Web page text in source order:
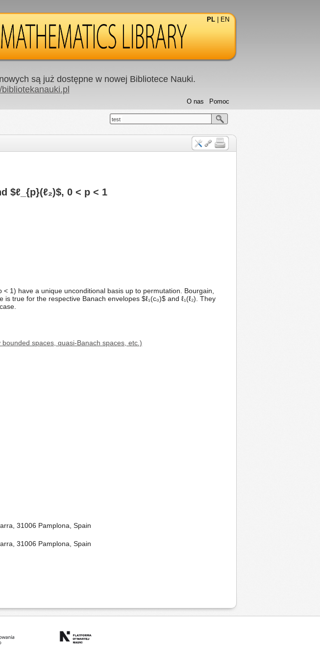
PL EN
są już dostępne w nowej Bibliotece Nauki.
bibliotekanauki.pl
Pomoc
O nas
test
$ℓ_{p}(ℓ₂)$, 0 < p < 1
1) have a unique unconditional basis up to permutation. Bourgain,
true for the respective Banach envelopes $ℓ₁(c₀)$ and ℓ₁(ℓ₂). They
spaces, quasi-Banach spaces, etc.)
31006 Pamplona, Spain
31006 Pamplona, Spain